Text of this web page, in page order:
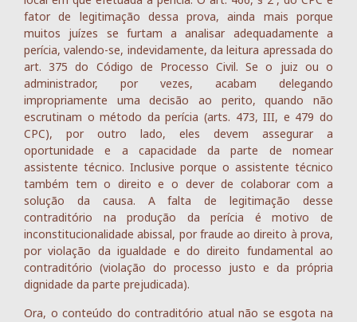
fator de legitimação dessa prova, ainda mais porque
muitos juízes se furtam a analisar adequadamente a
perícia, valendo-se, indevidamente, da leitura apressada do
art. 375 do Código de Processo Civil. Se o juiz ou o
administrador, por vezes, acabam delegando
impropriamente uma decisão ao perito, quando não
escrutinam o método da perícia (arts. 473, III, e 479 do
CPC), por outro lado, eles devem assegurar a
oportunidade e a capacidade da parte de nomear
assistente técnico. Inclusive porque o assistente técnico
também tem o direito e o dever de colaborar com a
solução da causa. A falta de legitimação desse
contraditório na produção da perícia é motivo de
inconstitucionalidade abissal, por fraude ao direito à prova,
por violação da igualdade e do direito fundamental ao
contraditório (violação do processo justo e da própria
dignidade da parte prejudicada).
Ora, o conteúdo do contraditório atual não se esgota na